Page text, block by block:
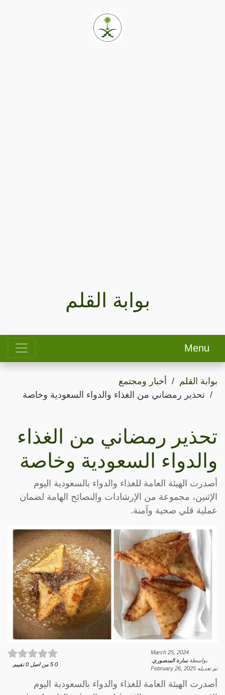
بوابة القلم
Menu
بوابة القلم
أخبار ومجتمع
تحذير رمضاني من الغذاء والدواء السعودية وخاصة
تحذير رمضاني من الغذاء
والدواء السعودية وخاصة
أصدرت الهيئة العامة للغذاء والدواء بالسعودية اليوم
الإثنين، مجموعة من الإرشادات والنصائح الهامة لضمان
عملية قلي صحية وآمنة.
March 25, 2024
بواسطةسارة المنصوري
تم تعديله February 26, 2025
0
5 من اصل 0 تقييم.
أصدرت الهيئة العامة للغذاء والدواء بالسعودية اليوم